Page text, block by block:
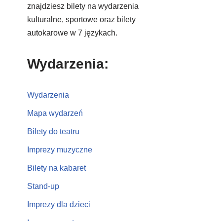
znajdziesz bilety na wydarzenia
kulturalne, sportowe oraz bilety
autokarowe w 7 językach.
Wydarzenia:
Wydarzenia
Mapa wydarzeń
Bilety do teatru
Imprezy muzyczne
Bilety na kabaret
Stand-up
Imprezy dla dzieci